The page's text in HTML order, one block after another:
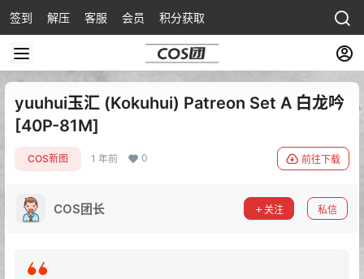
签到 解压 客服 会员 积分获取
yuuhui玉汇 (Kokuhui) Patreon Set A 白龙吟
[40P-81M]
COS新图 1 年前 0 前往下载
COS团长 关注 私信